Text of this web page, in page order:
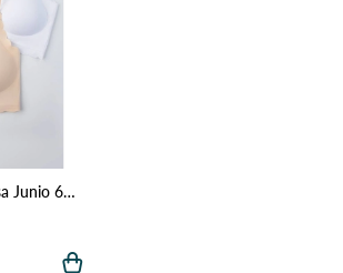
Топ бесшовный Rosa Junio ​​60082 Различные цвета